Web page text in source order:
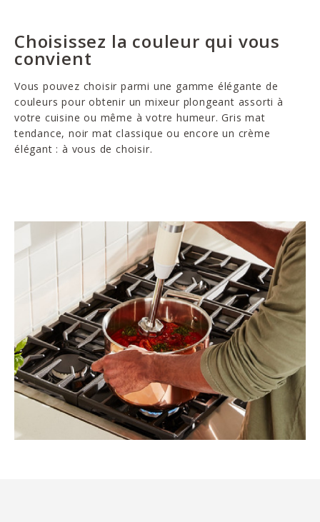
Choisissez la couleur qui vous
convient
Vous pouvez choisir parmi une gamme élégante de
couleurs pour obtenir un mixeur plongeant assorti à
votre cuisine ou même à votre humeur. Gris mat
tendance, noir mat classique ou encore un crème
élégant : à vous de choisir.